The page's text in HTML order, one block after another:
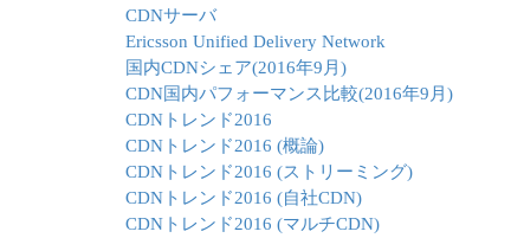
CDNサーバ
Ericsson Unified Delivery Network
国内CDNシェア(2016年9月)
CDN国内パフォーマンス比較(2016年9月)
CDNトレンド2016
CDNトレンド2016 (概論)
CDNトレンド2016 (ストリーミング)
CDNトレンド2016 (自社CDN)
CDNトレンド2016 (マルチCDN)